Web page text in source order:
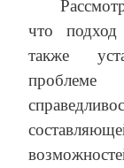
что подход
также
проблеме